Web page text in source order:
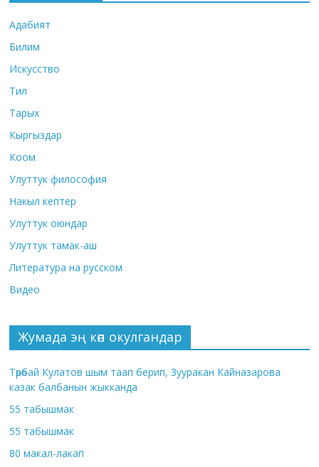
Адабият
Билим
Искусство
Тил
Тарых
Кыргыздар
Коом
Улуттук философия
Накыл кептер
Улуттук оюндар
Улуттук тамак-аш
Литература на русском
Видео
Жумада эң көп окулгандар
Төрөбай Кулатов шым таап берип, Зууракан Кайназарова
казак балбанын жыкканда
55 табышмак
55 табышмак
80 макал-лакап